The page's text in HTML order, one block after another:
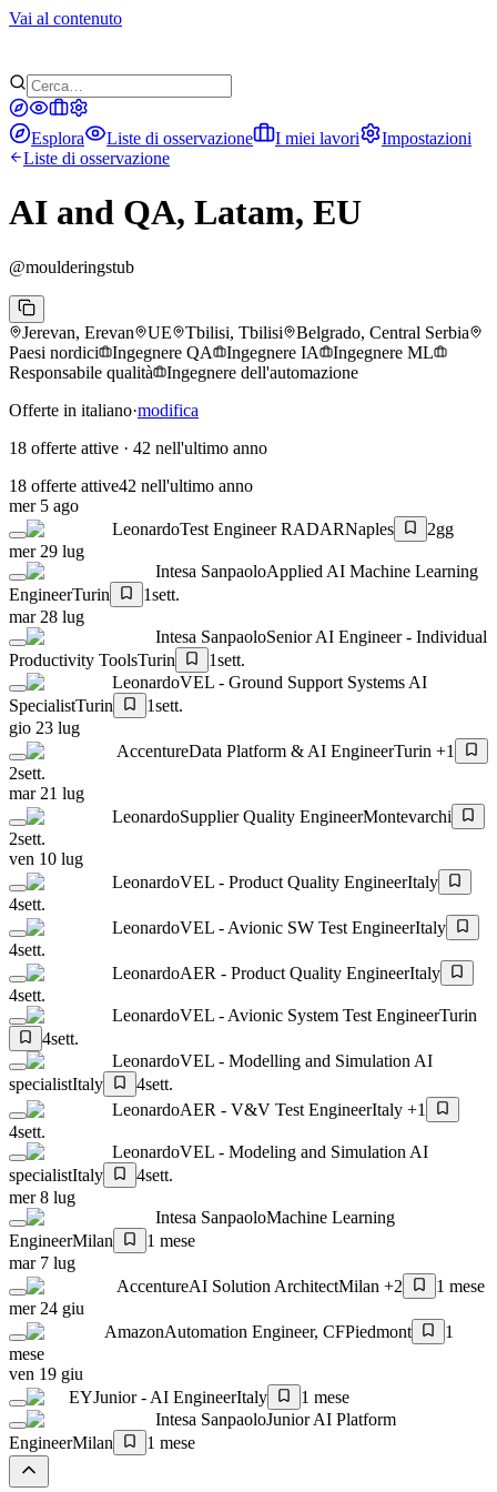
Vai al contenuto
Esplora Liste di osservazione I miei lavori
Impostazioni
Liste di osservazione
AI and QA, Latam, EU
@moulderingstub
Jerevan, Erevan UE Tbilisi, Tbilisi
Belgrado, Central Serbia
Paesi nordici
Ingegnere QA Ingegnere IA
Ingegnere ML
Responsabile qualità
Ingegnere dell'automazione
Offerte in italiano·modifica
18 offerte attive · 42 nell'ultimo anno
18 offerte attive42 nell'ultimo anno
mer 5 ago
LeonardoTest Engineer RADARNaples
2gg
mer 29 lug
Intesa SanpaoloApplied AI Machine Learning
EngineerTurin
1sett.
mar 28 lug
Intesa SanpaoloSenior AI Engineer - Individual
Productivity ToolsTurin
1sett.
LeonardoVEL - Ground Support Systems AI
SpecialistTurin
1sett.
gio 23 lug
AccentureData Platform & AI EngineerTurin +1
2sett.
mar 21 lug
LeonardoSupplier Quality EngineerMontevarchi
2sett.
ven 10 lug
LeonardoVEL - Product Quality EngineerItaly
4sett.
LeonardoVEL - Avionic SW Test EngineerItaly
4sett.
LeonardoAER - Product Quality EngineerItaly
4sett.
LeonardoVEL - Avionic System Test EngineerTurin
4sett.
LeonardoVEL - Modelling and Simulation AI
specialistItaly
4sett.
LeonardoAER - V&V Test EngineerItaly +1
4sett.
LeonardoVEL - Modeling and Simulation AI
specialistItaly
4sett.
mer 8 lug
Intesa SanpaoloMachine Learning
EngineerMilan
1 mese
mar 7 lug
AccentureAI Solution ArchitectMilan +2
1 mese
mer 24 giu
AmazonAutomation Engineer, CFPiedmont
1
mese
ven 19 giu
EYJunior - AI EngineerItaly
1 mese
Intesa SanpaoloJunior AI Platform
EngineerMilan 1 mese